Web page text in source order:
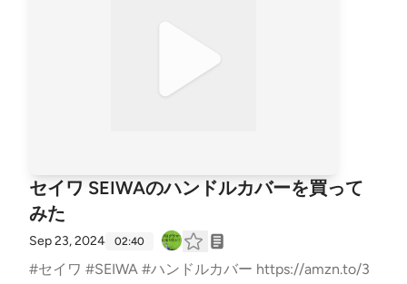
セイワ SEIWAのハンドルカバーを買って
みた
Sep 23, 2024 02:40
#セイワ #SEIWA #ハンドルカバー https://amzn.to/3